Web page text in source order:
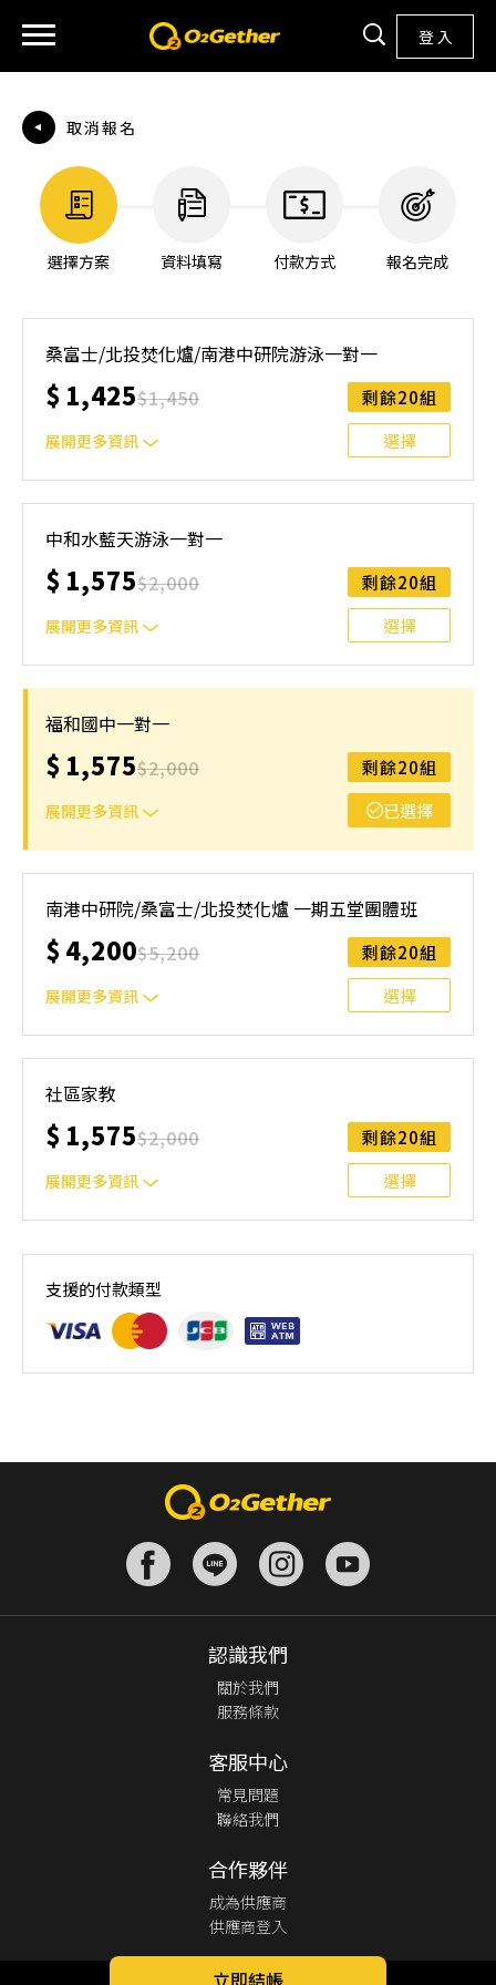
登 入
取消報名
選擇方案 資料填寫 付款方式 報名完成
桑富士/北投焚化爐/南港中研院游泳一對一
$ 1,425$1,450
展開更多資訊
剩餘20組
選擇
選手課程內容：陸地訓練、水感培養、動作分解練習、比賽
訓練、影片分析 初學者：希望能藉由密集的訓練掌握游泳
技能
中和水藍天游泳一對一
$ 1,575$2,000
展開更多資訊
剩餘20組
選擇
選手課程內容：陸地訓練、水感培養、動作分解練習、比賽
技能，
福和國中一對一
$ 1,575$2,000
展開更多資訊
剩餘20組
已選擇
選手課程內容：陸地訓練、水感培養、動作分解練習、比賽
訓練、影片分析 初學者：希望能藉由密集的訓練掌握游泳
技能
南港中研院/桑富士/北投焚化爐 一期五堂團體班
$ 4,200$5,200
展開更多資訊
剩餘20組
選擇
選手課程內容：陸地訓練、水感培養、動作分解練習、比賽
技能
社區家教
$ 1,575$2,000
展開更多資訊
剩餘20組
選擇
本課程主要針對選手或想快速掌握游泳技能的大人/小孩。
訓練、影片分析 初學者：希望能藉由密集的訓練掌握游泳
支援的付款類型
立即結帳
認識我們
關於我們
服務條款
客服中心
常見問題
聯絡我們
合作夥伴
成為供應商
供應商登入